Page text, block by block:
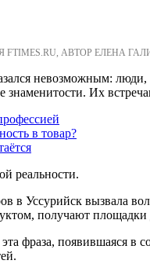
FTIMES.RU, АВТОР ЕЛЕНА
невозможным: люди,
знаменитости. Их
в товар?
реальности.
в Уссурийск вызвала
получают
фраза, появившаяся в